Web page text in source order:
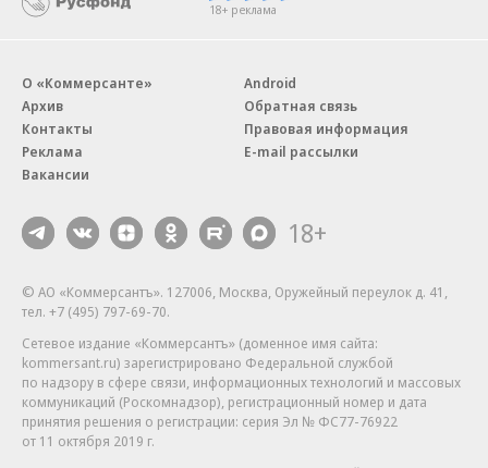
18+ реклама
О «Коммерсанте»
Архив
Контакты
Реклама
Вакансии
Android
Обратная связь
Правовая информация
E-mail рассылки
18+
© АО «Коммерсантъ». 127006, Москва, Оружейный переулок д. 41,
тел. +7 (495) 797-69-70.
Сетевое издание «Коммерсантъ» (доменное имя сайта:
kommersant.ru) зарегистрировано Федеральной службой
по надзору в сфере связи, информационных технологий и массовых
коммуникаций (Роскомнадзор), регистрационный номер и дата
принятия решения о регистрации: серия Эл № ФС77-76922
от 11 октября 2019 г.